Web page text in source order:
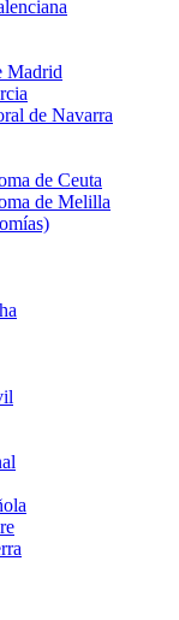
Madrid
de Navarra
de Ceuta
de Melilla